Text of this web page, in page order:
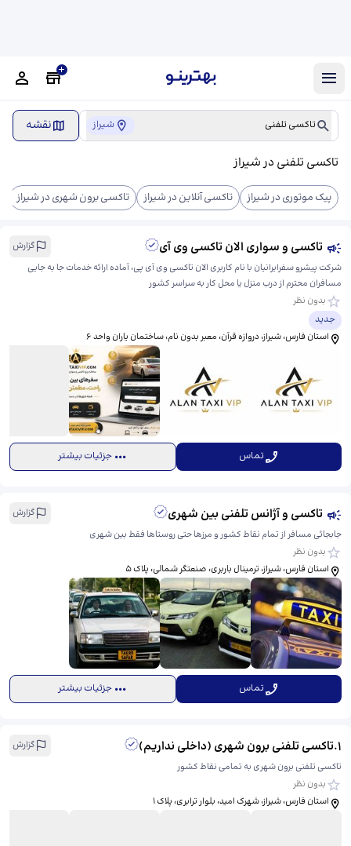
تاکسی تلفنی شیراز نقشه
تاکسی تلفنی در شیراز
پیک موتوری در شیراز تاکسی آنلاین در شیراز تاکسی برون شهری در شیراز
تاکسی و سواری الان تاکسی وی آی
گزارش
شرکت پیشرو سفرایرانیان با نام کاربری الان تاکسی وی آی پی، آماده ارائه خدمات جا به جایی
مسافران محترم از درب منزل یا محل کار به سراسر کشور
بدون نظر
جدید
استان فارس، شیراز، دروازه قرآن، معبر بدون نام، ​ساختمان یاران واحد ۶
تماس جزئیات بیشتر
تاکسی و آژانس تلفنی بين شهری
گزارش
جابجائی مسافر از تمام نقاط کشور و مرزها حتی روستاها فقط بین شهری
بدون نظر
استان فارس، شیراز، ترمینال باربری، صنعتگر شمالی، ​پلاک 5
تماس جزئیات بیشتر
1
.تاکسی تلفنی برون شهری (داخلی نداریم)
گزارش
تاکسی تلفنی برون شهری به تمامی نقاط کشور
بدون نظر
استان فارس، شیراز، شهرک امید، بلوار ترابری، ​پلاک 1